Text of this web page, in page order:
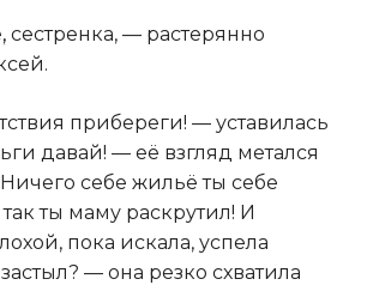
, сестренка, — растерянно
прибереги! — уставилась
давай! — её взгляд метался
себе жильё ты себе
ты маму раскрутил! И
пока искала, успела
— она резко схватила